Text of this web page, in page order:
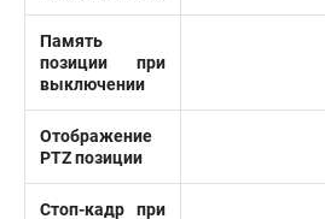
Память
позиции при
выключении
Отображение
PTZ позиции
Стоп-кадр при